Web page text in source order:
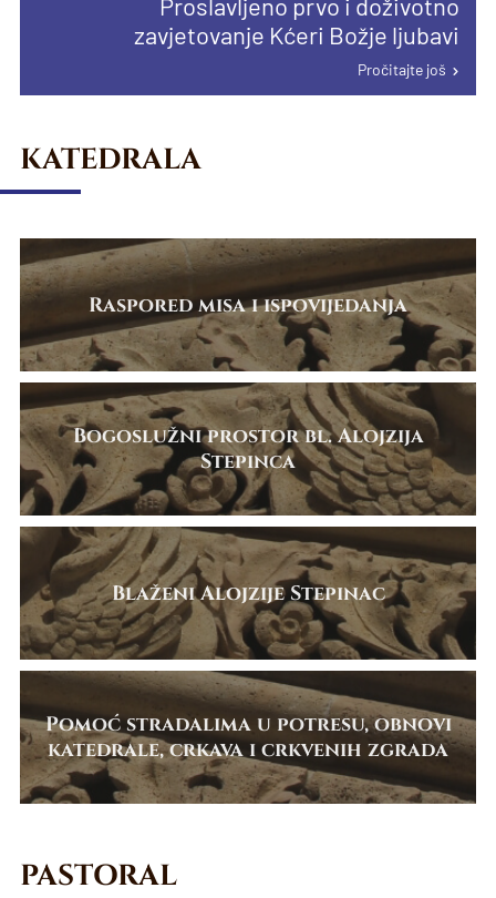
Proslavljeno prvo i doživotno
zavjetovanje Kćeri Božje ljubavi
Pročitajte još
proglašenju papinske manje bazilike u
Karlovcu
Pročitajte još
Pročitajte još
Pročitajte još
KATEDRALA
Raspored misa i ispovijedanja
Bogoslužni prostor bl. Alojzija
Stepinca
Blaženi Alojzije Stepinac
Pomoć stradalima u potresu, obnovi
katedrale, crkava i crkvenih zgrada
PASTORAL